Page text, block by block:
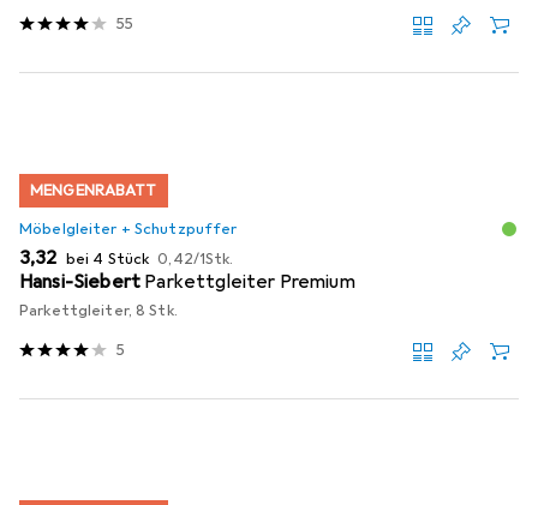
55
MENGENRABATT
Möbelgleiter + Schutzpuffer
EUR
3,32 bei 4 Stück EUR
0,42/1Stk.
Hansi-Siebert Parkettgleiter Premium
Parkettgleiter, 8 Stk.
5